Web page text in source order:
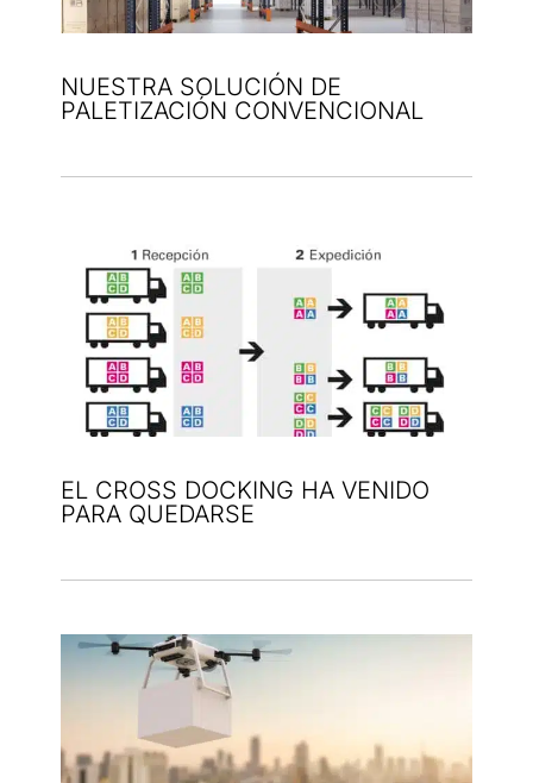
NUESTRA SOLUCIÓN DE
PALETIZACIÓN CONVENCIONAL
EL CROSS DOCKING HA VENIDO
PARA QUEDARSE